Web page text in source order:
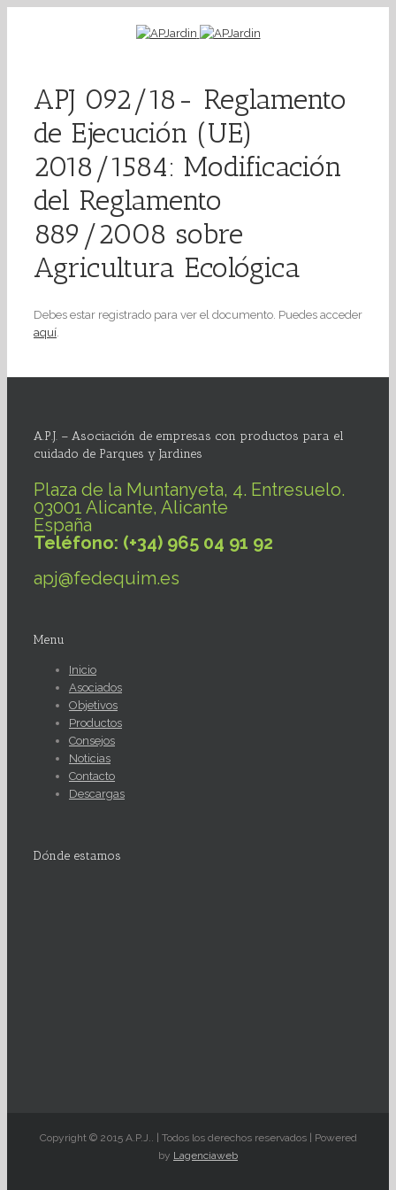
APJ 092/18- Reglamento
de Ejecución (UE)
2018/1584: Modificación
del Reglamento
889/2008 sobre
Agricultura Ecológica
Debes estar registrado para ver el documento. Puedes acceder
aquí.
A.P.J. – Asociación de empresas con productos para el
cuidado de Parques y Jardines
Plaza de la Muntanyeta, 4. Entresuelo.
03001 Alicante, Alicante
España
Teléfono: (+34) 965 04 91 92
apj@fedequim.es
Menu
Inicio
Asociados
Objetivos
Productos
Consejos
Noticias
Contacto
Descargas
Dónde estamos
Copyright © 2015 A.P.J.. | Todos los derechos reservados | Powered
by Lagenciaweb